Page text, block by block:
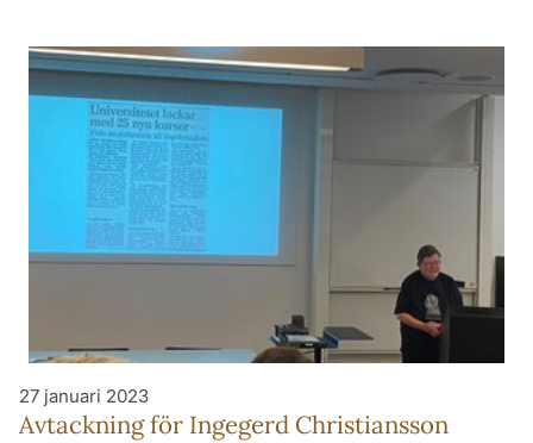
27 januari 2023
Avtackning för Ingegerd Christiansson